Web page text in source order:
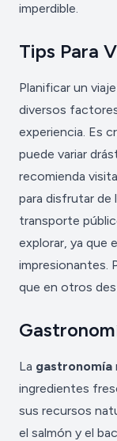
imperdible.
Tips Para
Planificar un
diversos
experiencia. Es
puede variar
recomienda
para disfrutar de
transporte
explorar, ya que
impresionantes.
que en otros
La gastronomía
ingredientes
sus recursos
el salmón y el